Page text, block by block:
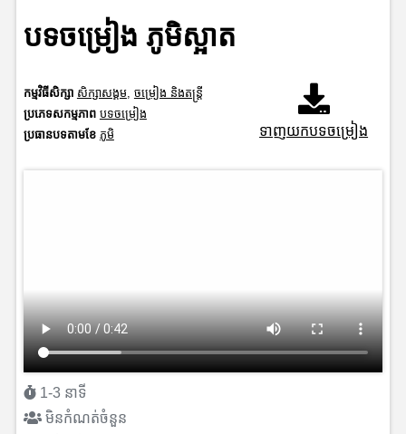
បទចម្រៀង ភូមិស្អាត
ទាញយកបទចម្រៀង
កម្មវិធីសិក្សា សិក្សាសង្គម, ចម្រៀង និងតន្ត្រី
ប្រភេទសកម្មភាព បទចម្រៀង
ប្រធានបទតាមខែ ភូមិ
1-3 នាទី
មិនកំណត់ចំនួន